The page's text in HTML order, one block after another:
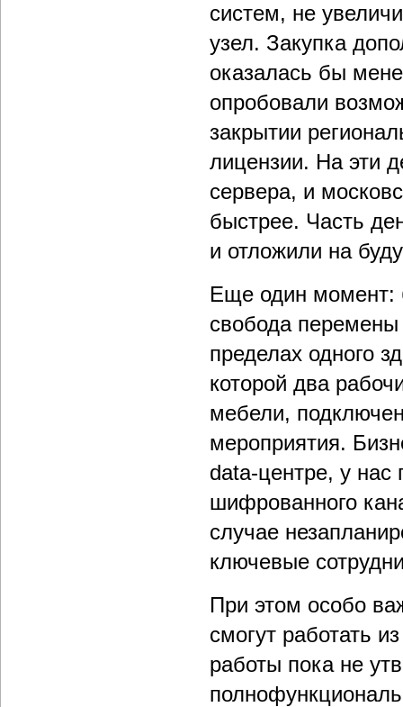
систем, не
узел. Закупка
оказалась бы
опробовали
закрытии
лицензии. На эти
сервера, и
быстрее. Часть
и отложили на
Еще один момент:
свобода
пределах одного
которой два
мебели,
мероприятия.
data-центре, у нас
шифрованного
случае
ключевые
При этом особо
смогут работать
работы пока не